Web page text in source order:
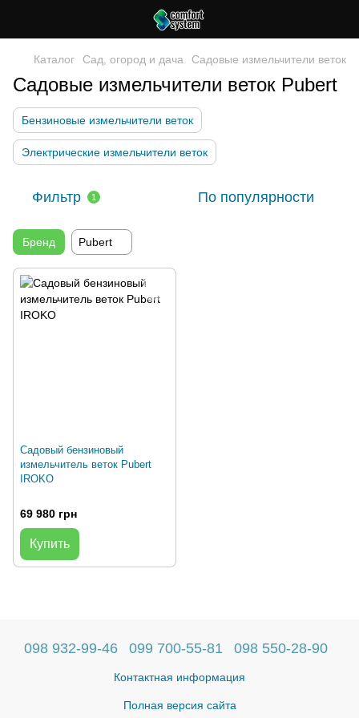
Каталог Сад, огород и дача Садовые измельчители веток
Садовые измельчители веток Pubert
Бензиновые измельчители веток
Электрические измельчители веток
Фильтр 1 По популярности
Бренд Pubert
Садовый бензиновый
измельчитель веток Pubert
IROKO
69 980 грн
Купить
098 932-99-46 099 700-55-81 098 550-28-90
Контактная информация
Полная версия сайта